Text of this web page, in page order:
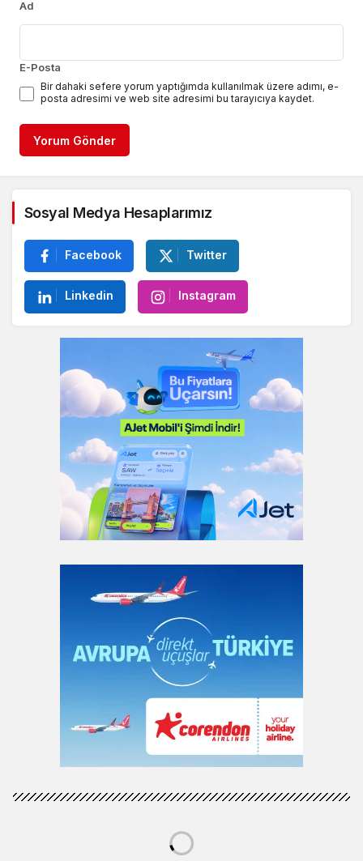
Ad
E-Posta
Bir dahaki sefere yorum yaptığımda kullanılmak üzere adımı, e-
posta adresimi ve web site adresimi bu tarayıcıya kaydet.
Yorum Gönder
Sosyal Medya Hesaplarımız
Facebook Twitter
Linkedin Instagram